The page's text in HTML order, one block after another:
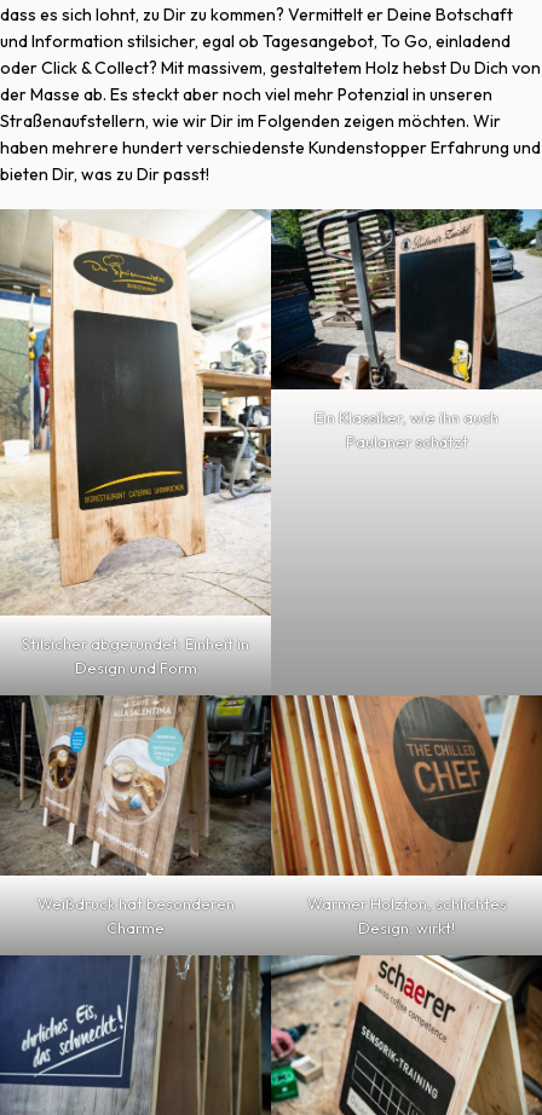
dass es sich lohnt, zu Dir zu kommen? Vermittelt er Deine Botschaft
und Information stilsicher, egal ob Tagesangebot, To Go, einladend
oder Click & Collect? Mit massivem, gestaltetem Holz hebst Du Dich von
der Masse ab. Es steckt aber noch viel mehr Potenzial in unseren
Straßenaufstellern, wie wir Dir im Folgenden zeigen möchten. Wir
haben mehrere hundert verschiedenste Kundenstopper Erfahrung und
bieten Dir, was zu Dir passt!
Stilsicher abgerundet: Einheit in
Design und Form
Ein Klassiker, wie ihn auch
Paulaner schätzt
Weißdruck hat besonderen
Charme
Warmer Holzton, schlichtes
Design: wirkt!